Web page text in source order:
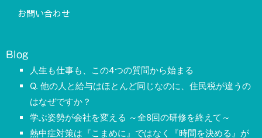
お問い合わせ
Blog
人生も仕事も、この4つの質問から始まる
Q. 他の人と給与はほとんど同じなのに、住民税が違うの
はなぜですか？
学ぶ姿勢が会社を変える ～全8回の研修を終えて～
熱中症対策は『こまめに』ではなく『時間を決める』が